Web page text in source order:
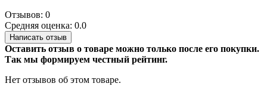
Отзывов: 0
Средняя оценка: 0.0
Написать отзыв
Оставить отзыв о товаре можно только после его покупки.
Так мы формируем честный рейтинг.
Нет отзывов об этом товаре.